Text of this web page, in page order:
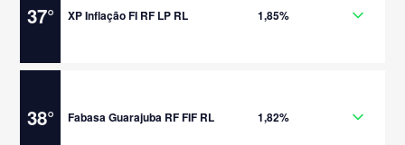
37° XP Inflação FI RF LP RL 1,85%
38° Fabasa Guarajuba RF FIF RL 1,82%